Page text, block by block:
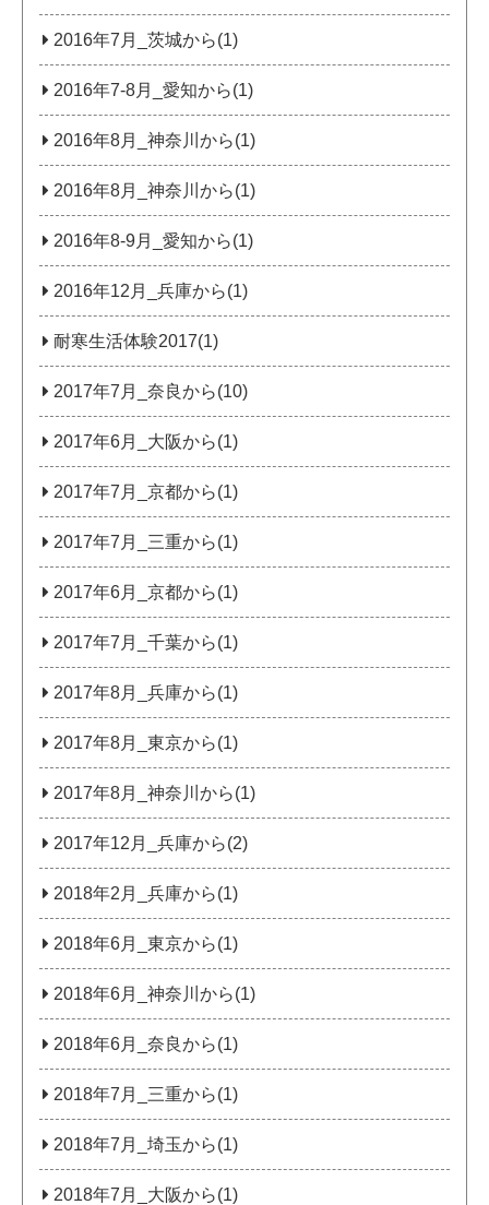
2016年7月_茨城から(1)
2016年7-8月_愛知から(1)
2016年8月_神奈川から(1)
2016年8月_神奈川から(1)
2016年8-9月_愛知から(1)
2016年12月_兵庫から(1)
耐寒生活体験2017(1)
2017年7月_奈良から(10)
2017年6月_大阪から(1)
2017年7月_京都から(1)
2017年7月_三重から(1)
2017年6月_京都から(1)
2017年7月_千葉から(1)
2017年8月_兵庫から(1)
2017年8月_東京から(1)
2017年8月_神奈川から(1)
2017年12月_兵庫から(2)
2018年2月_兵庫から(1)
2018年6月_東京から(1)
2018年6月_神奈川から(1)
2018年6月_奈良から(1)
2018年7月_三重から(1)
2018年7月_埼玉から(1)
2018年7月_大阪から(1)